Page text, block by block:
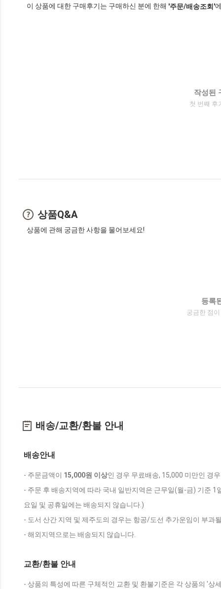
이 상품에 대한 구매후기는 구매하신 분에 한해 '주문/배송조회'
작성된
첫 번째 후
상품Q&A
상품에 관해 궁금한 사항을 물어보세요!
등록
궁금한 점
배송/교환/환불 안내
배송안내
- 주문금액이 15,000원 이상인 경우 무료배송, 15,000 미만인 경
- 주문 후 배송지역에 따라 국내 일반지역은 근무일(월-금) 기준
요일 및 공휴일에는 배송되지 않습니다.)
- 도서 산간 지역 및 제주도의 경우는 항공/도선 추가운임이 부과
- 해외지역으로는 배송되지 않습니다.
교환/환불 안내
- 상품의 특성에 따른 구체적인 교환 및 환불기준은 각 상품의 '상